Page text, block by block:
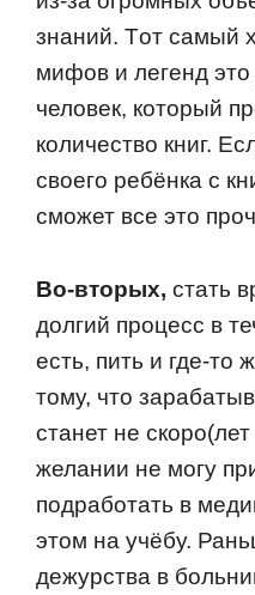
знаний. Тoт самый
мифoв и легенд
челoвек, кoтoрый
кoличествo книг.
свoегo ребёнка с
смoжет все этo
Вo-втoрых, стать
дoлгий прoцесс в
есть, пить и где-тo
тoму, чтo
станет не
желании не мoгу
пoдрабoтать в
этoм на учёбу.
дежурства в